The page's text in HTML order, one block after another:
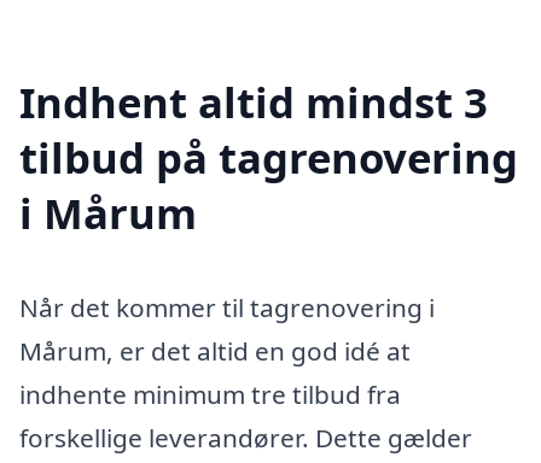
Indhent altid mindst 3
tilbud på tagrenovering
i Mårum
Når det kommer til tagrenovering i
Mårum, er det altid en god idé at
indhente minimum tre tilbud fra
forskellige leverandører. Dette gælder